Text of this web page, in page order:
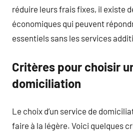
réduire leurs frais fixes, il existe
économiques qui peuvent
essentiels sans les services
Critères pour choisir
domiciliation
Le choix d’un service de
faire à la légère. Voici quelques